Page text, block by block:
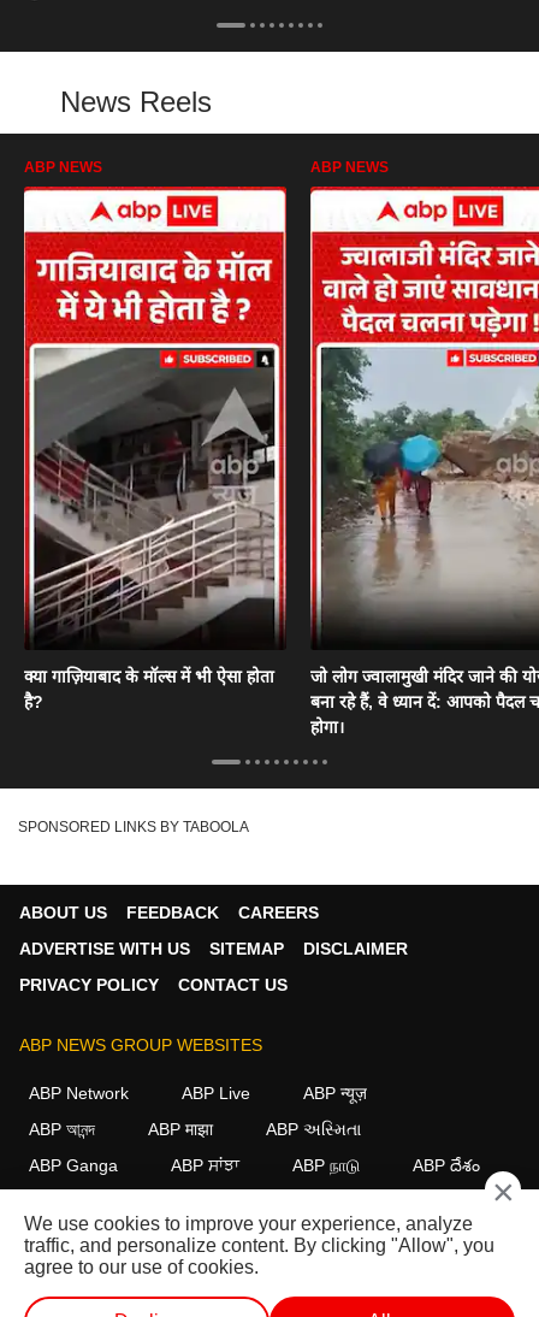
News Reels
ABP NEWS
क्या गाज़ियाबाद के मॉल्स में भी ऐसा होता
है?
ABP NEWS
जो लोग ज्वालामुखी मंदिर जाने की
बना रहे हैं, वे ध्यान दें: आपको पैदल
होगा।
SPONSORED LINKS BY TABOOLA
ABOUT US FEEDBACK
CAREERS
ADVERTISE WITH US
SITEMAP
DISCLAIMER
PRIVACY POLICY
CONTACT US
ABP NEWS GROUP WEBSITES
ABP Network ABP Live
ABP न्यूज़
ABP আনন্দ
ABP माझा
ABP અસ્મિતા
ABP Ganga
ABP ਸਾਂਝਾ ABP நாடு ABP దేశం
FOLLOW US
This website follows the DNPA Code of Ethics. Copyright@2026.
×
We use cookies to improve your experience, analyze
traffic, and personalize content. By clicking "Allow", you
agree to our use of cookies.